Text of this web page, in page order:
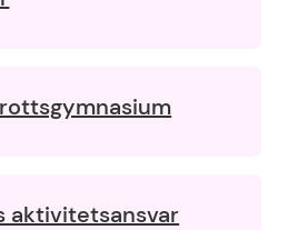
aktivitetsansvar